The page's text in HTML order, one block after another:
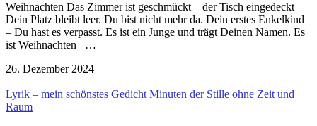
Weihnachten Das Zimmer ist geschmückt – der Tisch eingedeckt –
Dein Platz bleibt leer. Du bist nicht mehr da. Dein erstes Enkelkind
– Du hast es verpasst. Es ist ein Junge und trägt Deinen Namen. Es
ist Weihnachten –…
26. Dezember 2024
Lyrik – mein schönstes Gedicht Minuten der Stille ohne Zeit und
Raum